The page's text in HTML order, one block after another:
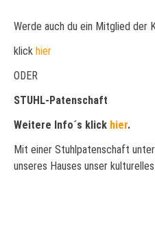
Werde auch du ein Mitglied der
klick hier
ODER
STUHL-Patenschaft
Weitere Info´s klick hier.
Mit einer Stuhlpatenschaft
unseres Hauses unser